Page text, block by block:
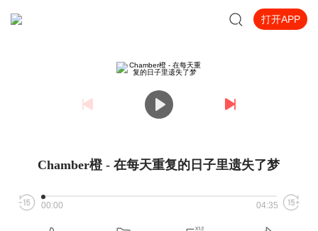
打开APP
Chamber橙 - 在每天重复的日子里遗失了梦
00:00 04:35